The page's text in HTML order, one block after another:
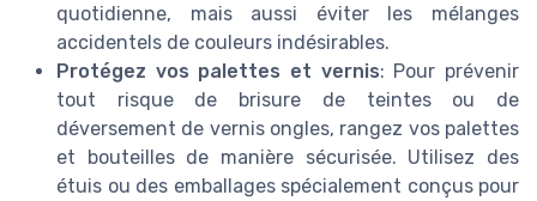
quotidienne, mais aussi éviter les mélanges
accidentels de couleurs indésirables.
Protégez vos palettes et vernis: Pour prévenir
tout risque de brisure de teintes ou de
déversement de vernis ongles, rangez vos palettes
et bouteilles de manière sécurisée. Utilisez des
étuis ou des emballages spécialement conçus pour